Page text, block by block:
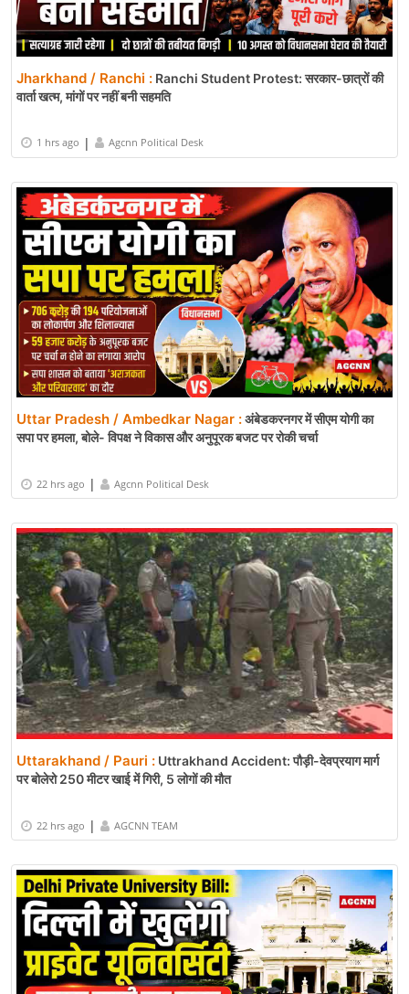
Jharkhand / Ranchi : Ranchi Student Protest: सरकार-छात्रों की
वार्ता खत्म, मांगों पर नहीं बनी सहमति
1 hrs ago | Agcnn Political Desk
Uttar Pradesh / Ambedkar Nagar :अंबेडकरनगर में सीएम योगी का
सपा पर हमला, बोले- विपक्ष ने विकास और अनुपूरक बजट पर रोकी चर्चा
22 hrs ago | Agcnn Political Desk
Uttarakhand / Pauri : Uttrakhand Accident: पौड़ी-देवप्रयाग मार्ग
पर बोलेरो 250 मीटर खाई में गिरी, 5 लोगों की मौत
22 hrs ago | AGCNN TEAM